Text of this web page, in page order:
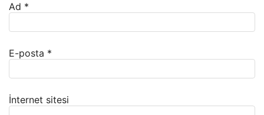
Ad *
E-posta *
İnternet sitesi